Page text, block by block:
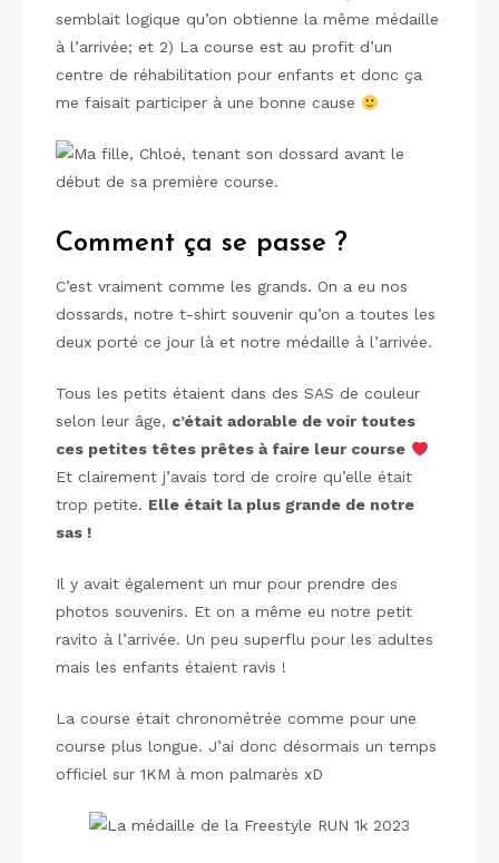
semblait logique qu’on obtienne la même médaille
à l’arrivée; et 2) La course est au profit d’un
centre de réhabilitation pour enfants et donc ça
me faisait participer à une bonne cause
Comment ça se passe ?
C’est vraiment comme les grands. On a eu nos
dossards, notre t-shirt souvenir qu’on a toutes les
deux porté ce jour là et notre médaille à l’arrivée.
Tous les petits étaient dans des SAS de couleur
selon leur âge, c’était adorable de voir toutes
ces petites têtes prêtes à faire leur course
Et clairement j’avais tord de croire qu’elle était
trop petite. Elle était la plus grande de notre
sas !
Il y avait également un mur pour prendre des
photos souvenirs. Et on a même eu notre petit
ravito à l’arrivée. Un peu superflu pour les adultes
mais les enfants étaient ravis !
La course était chronométrée comme pour une
course plus longue. J’ai donc désormais un temps
officiel sur 1KM à mon palmarès xD